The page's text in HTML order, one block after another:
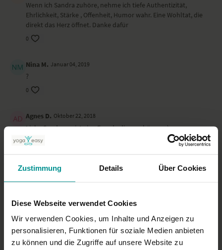
Zustimmung Details Über Cookies
Diese Webseite verwendet Cookies
Wir verwenden Cookies, um Inhalte und Anzeigen zu
personalisieren, Funktionen für soziale Medien anbieten
zu können und die Zugriffe auf unsere Website zu
Wenn ich Sandra zuhöre, nehme ich tiefe Authentizität,
Ehrlichkeit, Stärke , Offenheit, Humor wahr. Eine Wohltat, die
direkt das Herz öffnet. Danke dafür
0
Nina M. Januar 04, 2019
?
0
Agnes D. Oktober 22, 2018
Liebe Sandra, es ist eine Freude dir zuzuhören. :-)
0
Heike M. Oktober 16, 2018
Sehr echt. Das gefällt mir :-)
Mehr laden